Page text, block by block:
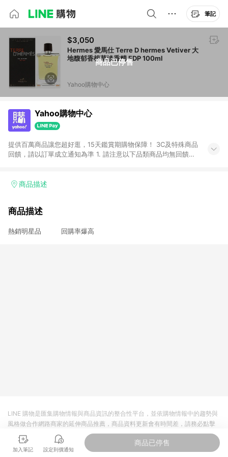
筆記
商品已停售
$3,050
Hermes 愛馬仕 Terre D hermes Vetiver 大
地馥郁香根草淡香精 EDP 100ml
Yahoo購物中心
Yahoo購物中心
提供百萬商品讓您超好逛，15天鑑賞期購物保障！ 3C及特殊商品
回饋，請以訂單成立通知為準 1. 請注意以下品類商品均無回饋：
電玩/遊戲/相機/單眼/鏡頭/拍立得 [2024/6/1起適用] -內接硬
的購回饋活動享Yahoo超贈點回饋者 - 購物中心商店之商品：商
3. 訂單回饋金額將扣除運費/購物金/超贈點/福利金/紅利折抵/折
商品描述
商品描述
熱銷明星品 回購率爆高
加入筆記 設定到價通知
商品已停售
LINE 購物是匯集購物情報與商品資訊的整合性平台，並依購物情報中的趨勢與
風格做合作網路商家的延伸商品推薦，商品資料更新會有時間差，請務必點擊
商品至各合作網路商家，確認現售價與購物條件，一切資訊以合作廠商網頁為
準。